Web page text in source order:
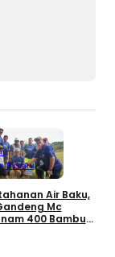
Terbaru
Air Baku,
Mc
400 Bambu